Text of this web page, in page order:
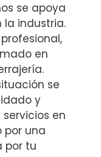
se apoya
la industria.
en
se
y
en
por una
por tu